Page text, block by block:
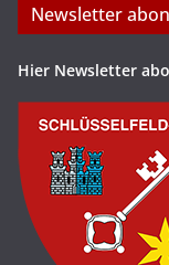
Newsletter
Hier Newsletter